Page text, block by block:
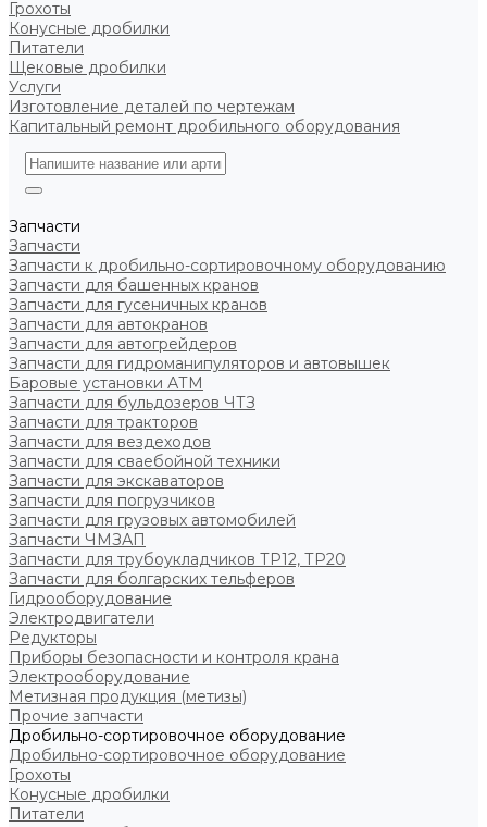
Грохоты
Конусные дробилки
Питатели
Щековые дробилки
Услуги
Изготовление деталей по чертежам
Капитальный ремонт дробильного оборудования
Запчасти
Запчасти
Запчасти к дробильно-сортировочному оборудованию
Запчасти для башенных кранов
Запчасти для гусеничных кранов
Запчасти для автокранов
Запчасти для автогрейдеров
Запчасти для гидроманипуляторов и автовышек
Баровые установки АТМ
Запчасти для бульдозеров ЧТЗ
Запчасти для тракторов
Запчасти для вездеходов
Запчасти для сваебойной техники
Запчасти для экскаваторов
Запчасти для погрузчиков
Запчасти для грузовых автомобилей
Запчасти ЧМЗАП
Запчасти для трубоукладчиков ТР12, ТР20
Запчасти для болгарских тельферов
Гидрооборудование
Электродвигатели
Редукторы
Приборы безопасности и контроля крана
Электрооборудование
Метизная продукция (метизы)
Прочие запчасти
Дробильно-сортировочное оборудование
Дробильно-сортировочное оборудование
Грохоты
Конусные дробилки
Питатели